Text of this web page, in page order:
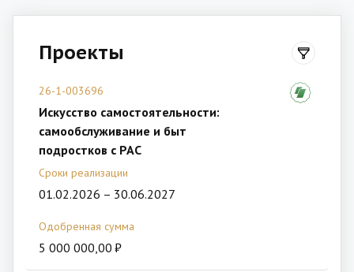
Проекты
26-1-003696
Искусство самостоятельности:
самообслуживание и быт
подростков с РАС
Сроки реализации
01.02.2026 – 30.06.2027
Одобренная сумма
5 000 000,00 ₽